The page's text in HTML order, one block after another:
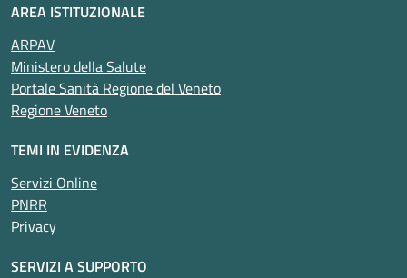
AREA ISTITUZIONALE
ARPAV
Ministero della Salute
Portale Sanità Regione del Veneto
Regione Veneto
TEMI IN EVIDENZA
Servizi Online
PNRR
Privacy
SERVIZI A SUPPORTO